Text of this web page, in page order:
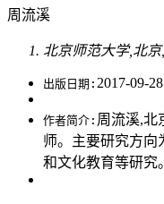
周流溪
北京师范大学,北京
出版日期: 2017-09-28
作者简介: 周流溪,北
师。主要研究方向
和文化教育等研究